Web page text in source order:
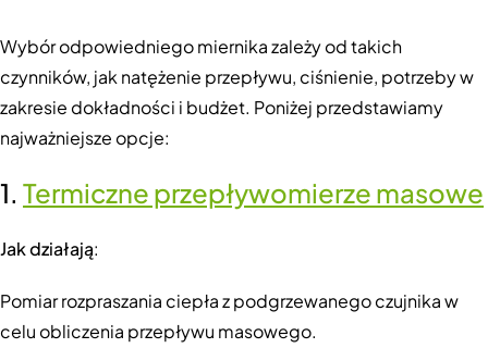
Wybór odpowiedniego miernika zależy od takich
czynników, jak natężenie przepływu, ciśnienie, potrzeby w
zakresie dokładności i budżet. Poniżej przedstawiamy
najważniejsze opcje:
1. Termiczne przepływomierze masowe
Jak działają:
Pomiar rozpraszania ciepła z podgrzewanego czujnika w
celu obliczenia przepływu masowego.